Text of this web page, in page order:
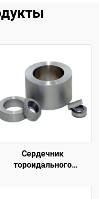
Сердечник
тороидального
листовой